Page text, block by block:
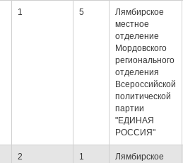
1 5
Лямбирское
местное
отделение
Мордовского
регионального
отделения
Всероссийской
политической
партии
"ЕДИНАЯ
РОССИЯ"
2 1
Лямбирское